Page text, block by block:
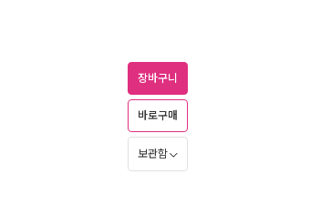
장바구니
바로구매
보관함